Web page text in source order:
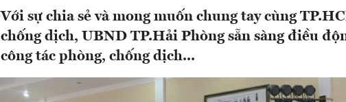
Với sự chia sẻ và mong muốn chung tay cùng
chống dịch, UBND TP.Hải Phòng sẵn sàng điều
công tác phòng, chống dịch...